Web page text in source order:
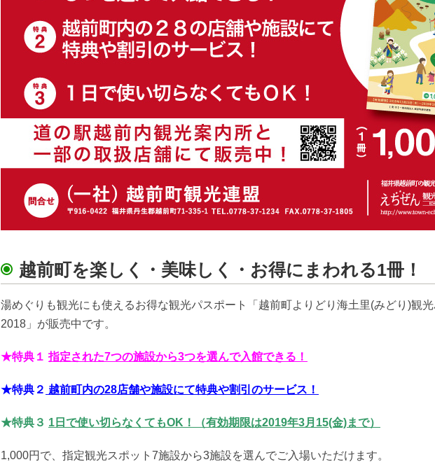
越前町を楽しく・美味しく・お得にまわれる1冊！
湯めぐりも観光にも使えるお得な観光パスポート「越前町よりどり海土里(みどり)観光
2018」が販売中です。
★特典１指定された7つの施設から3つを選んで入館できる！
★特典２ 越前町内の28店舗や施設にて特典や割引のサービス！
★特典３ 1日で使い切らなくてもOK！（有効期限は2019年3月15(金)まで）
1,000円で、指定観光スポット7施設から3施設を選んでご入場いただけます。